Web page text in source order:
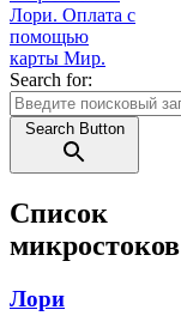
Search for:
Search Button
Список
микростоков
Лори